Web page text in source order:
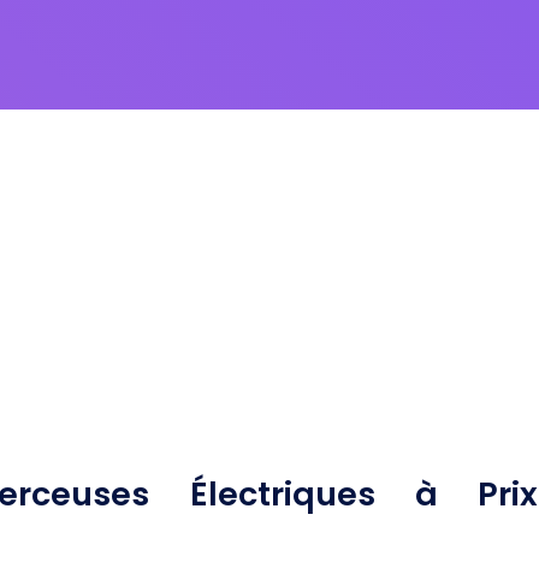
Électriques à Prix